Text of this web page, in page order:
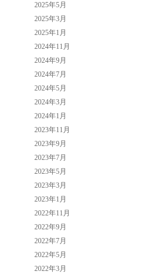
2025年5月
2025年3月
2025年1月
2024年11月
2024年9月
2024年7月
2024年5月
2024年3月
2024年1月
2023年11月
2023年9月
2023年7月
2023年5月
2023年3月
2023年1月
2022年11月
2022年9月
2022年7月
2022年5月
2022年3月